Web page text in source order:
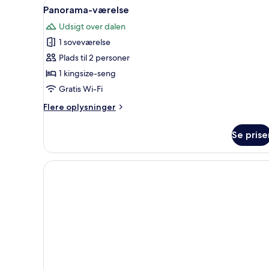
Indlæs
alle
billeder
af
Panorama-
værelse
13
Panorama-værelse
Udsigt over dalen
1 soveværelse
Plads til 2 personer
1 kingsize-seng
Gratis Wi-Fi
Flere oplysninger
Flere
værelse
Se